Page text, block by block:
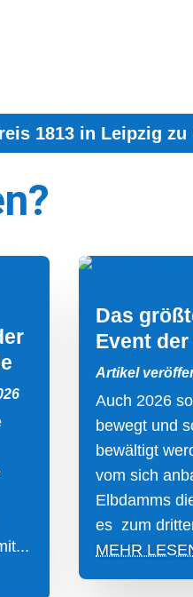
1813 in Leipzig zu
Das
Event
Artikel
Auch 2026
bewegt und
bewältigt
vom sich
Elbdamms
es zum
MEHR